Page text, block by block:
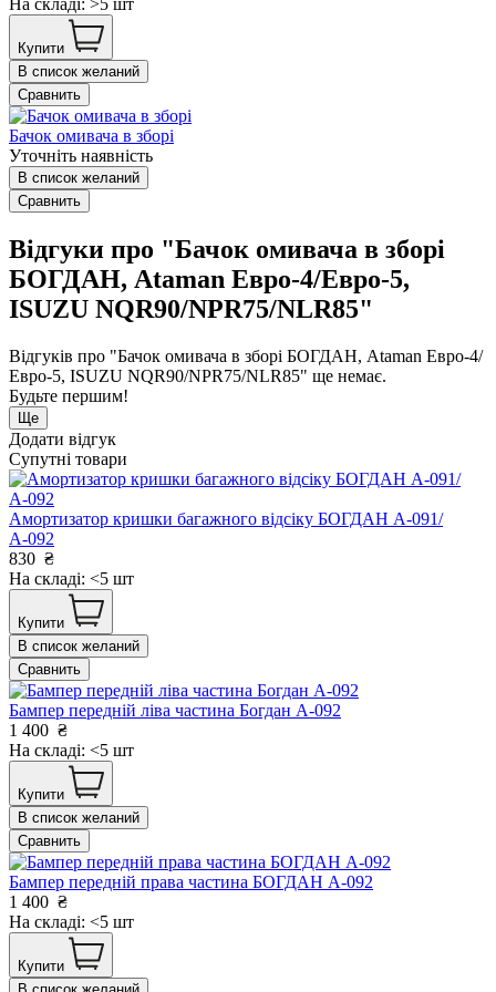
На складі: >5 шт
Купити
В список желаний
Сравнить
Бачок омивача в зборі
Уточніть наявність
В список желаний
Сравнить
Відгуки про "Бачок омивача в зборі
БОГДАН, Ataman Евро-4/Евро-5,
ISUZU NQR90/NPR75/NLR85"
Відгуків про "Бачок омивача в зборі БОГДАН, Ataman Евро-4/
Евро-5, ISUZU NQR90/NPR75/NLR85" ще немає.
Будьте першим!
Ще
Додати відгук
Супутні товари
Амортизатор кришки багажного відсіку БОГДАН А-091/
А-092
830 ₴
На складі: <5 шт
Купити
В список желаний
Сравнить
Бампер передній ліва частина Богдан А-092
1 400 ₴
На складі: <5 шт
Купити
В список желаний
Сравнить
Бампер передній права частина БОГДАН А-092
1 400 ₴
На складі: <5 шт
Купити